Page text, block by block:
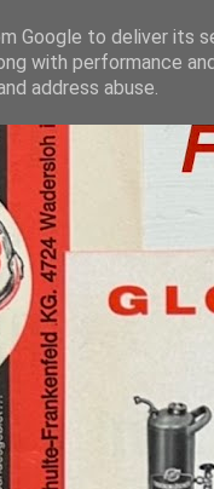
Google to deliver its
with performance
address abuse.